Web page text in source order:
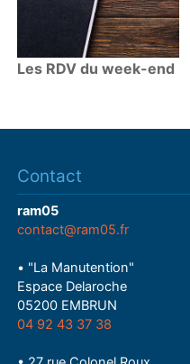
Les RDV du week-end
Contact
ram05
contact@ram05.fr
• "La Manutention"
Espace Delaroche
05200 EMBRUN
04 92 43 37 38